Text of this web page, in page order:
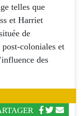
telles que
et Harriet
de
post-coloniales et
des